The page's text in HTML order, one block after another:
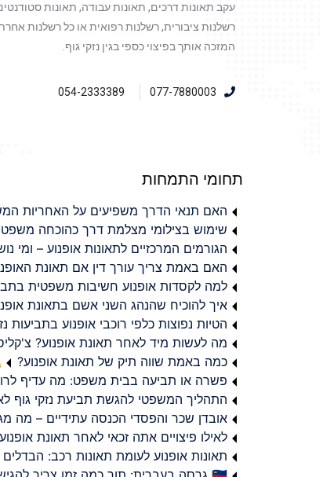
עקב תאונות דרכים, תאונות עבודה, תאונות
רשלנות ציבורית, רשלנות רפואית או כל רשלנות
המזכה אותך בפיצוי כספי בגין נזקי גוף.
077-7880003
054-2333389
תחומי התמחות
האם תנאי הדרך משפיעים על האחריות
שימוש בצילומי מצלמת דרך כהוכחה
הגורמים המרכזיים לתאונות אופנוע – ומי
האם באמת צריך עורך דין אם תאונת
למה לקסדות אופנוע חשיבות משפטית
איך להוכיח שהנהג השני אשם בתאונת
הטיות נפוצות כלפי רוכבי אופנוע בתביעות
מה לעשות מיד לאחר תאונת אופנוע?
כמה באמת שווה תיק של תאונת אופנוע?
פשרה או תביעה בבית משפט: מה עדיף
התהליך המשפטי להגשת תביעת נזקי גוף
אובדן שכר והפסדי הכנסה עתידיים – מה
לאילו פיצויים אתה זכאי לאחר תאונת
תאונות אופנוע לעומת תאונות רכב: